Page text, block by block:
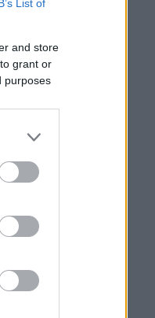
List of
and store
grant or
purposes